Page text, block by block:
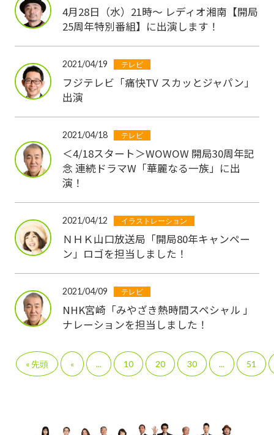
4月28日（水）21時〜 レディオ湘南【開局
25周年特別番組】に出演します！
2021/04/19 テレビ
フジテレビ「痛快TV スカッとジャパン」
出演
2021/04/18 テレビ
＜4/18スタート＞WOWOW 開局30周年記
念 連続ドラマW「華麗なる一族」に出
演！
2021/04/12 イラストレーション
ＮＨＫ山口放送局「開局80年キャンペー
ン」ロゴを担当しました！
2021/04/09 テレビ
NHK宮崎「みやざき熱時間スペシャル 」
ナレーションを担当しました！
« 先頭 « ... 10 20 30 ... 51